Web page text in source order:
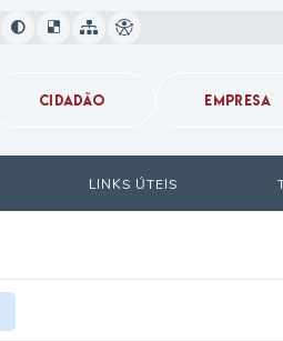
CIDADÃO EMPRESA
LINKS ÚTEIS